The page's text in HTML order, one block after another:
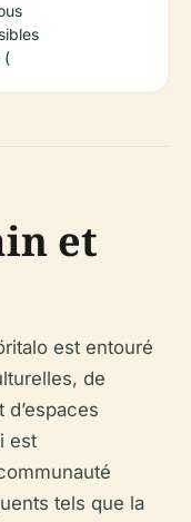
(
et
est entouré
de
est
tels que la